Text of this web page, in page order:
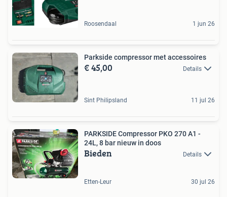
Roosendaal 1 jun 26
Parkside compressor met accessoires
€ 45,00 Details
Sint Philipsland 11 jul 26
PARKSIDE Compressor PKO 270 A1 -
24L, 8 bar nieuw in doos
Bieden Details
Etten-Leur 30 jul 26